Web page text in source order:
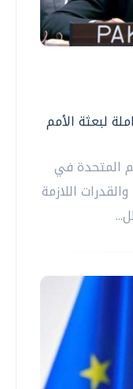
لبعثة الأمم
المتحدة في
اللازمة